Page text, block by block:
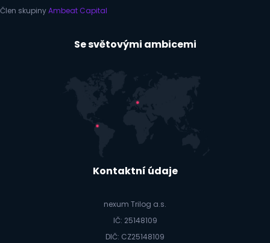
Člen skupinyAmbeat Capital
Se světovými ambicemi
Kontaktní údaje
nexum Trilog a.s.
IČ: 25148109
DIČ: CZ25148109